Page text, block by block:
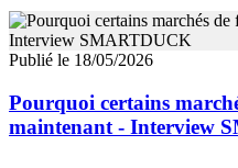
Publié le 18/05/2026
Pourquoi certains
maintenant - Interview